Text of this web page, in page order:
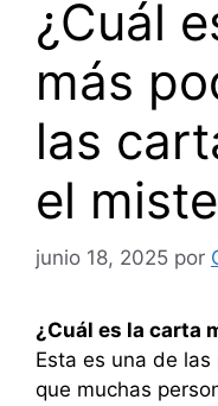
¿Cuál
más
las
el
junio 18, 2025 por
¿Cuál es la carta
Esta es una de
que muchas